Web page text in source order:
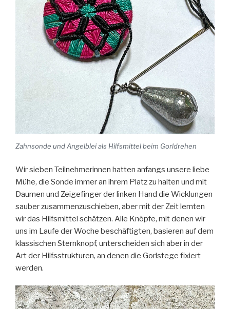
Zahnsonde und Angelblei als Hilfsmittel beim Gorldrehen
Wir sieben Teilnehmerinnen hatten anfangs unsere liebe
Mühe, die Sonde immer an ihrem Platz zu halten und mit
Daumen und Zeigefinger der linken Hand die Wicklungen
sauber zusammenzuschieben, aber mit der Zeit lernten
wir das Hilfsmittel schätzen. Alle Knöpfe, mit denen wir
uns im Laufe der Woche beschäftigten, basieren auf dem
klassischen Sternknopf, unterscheiden sich aber in der
Art der Hilfsstrukturen, an denen die Gorlstege fixiert
werden.